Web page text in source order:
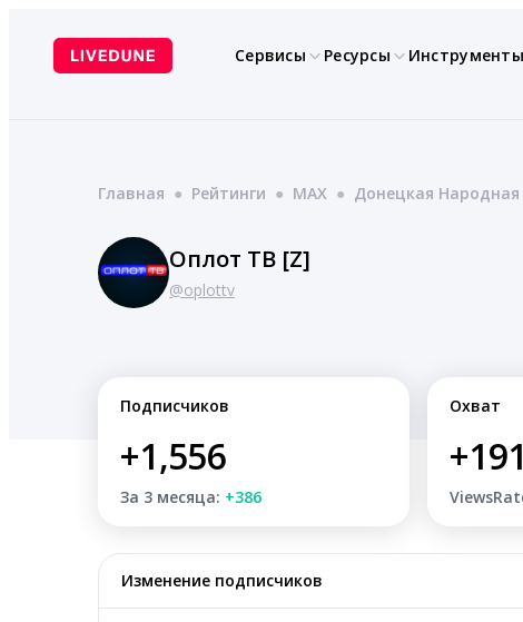
содержимому
Сервисы Ресурсы Инструменты
Главная ● Рейтинги ● MAX ● Донецкая Народная
Оплот ТВ [Z]
@oplottv
Подписчиков
+1,556
За 3 месяца: +386
Охват
+191
Изменение подписчиков